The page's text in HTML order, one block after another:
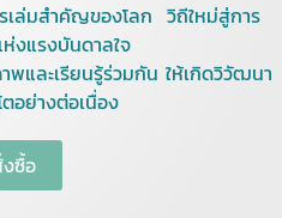
ล่มสำคัญของโลก วิถีใหม่สู่การ
งแรงบันดาลใจ
พและเรียนรู้ร่วมกัน ให้เกิดวิวัฒนา
อย่างต่อเนื่อง
ซื้อ